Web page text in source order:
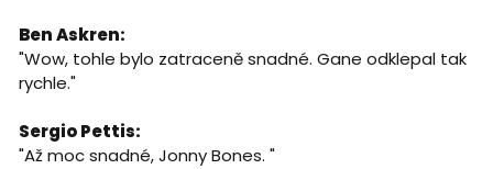
Ben Askren:
"Wow, tohle bylo zatraceně snadné. Gane odklepal tak
rychle."
Sergio Pettis:
"Až moc snadné, Jonny Bones. "